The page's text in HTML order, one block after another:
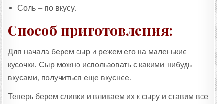
Соль – по вкусу.
Способ приготовления:
Для начала берем сыр и режем его на маленькие
кусочки. Сыр можно использовать с какими-нибудь
вкусами, получиться еще вкуснее.
Теперь берем сливки и вливаем их к сыру и ставим все